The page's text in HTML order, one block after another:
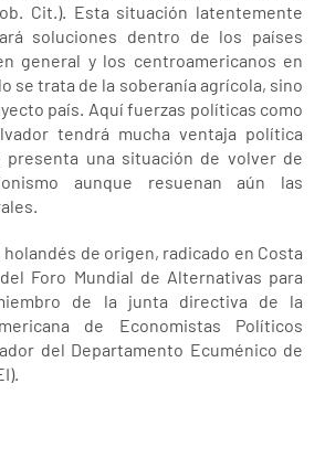
Cit.). Esta situación latentemente
soluciones dentro de los países
general y los centroamericanos en
se trata de la soberanía agrícola, sino
país. Aquí fuerzas políticas como
tendrá mucha ventaja política
presenta una situación de volver de
aunque resuenan aún las
de origen, radicado en Costa
Foro Mundial de Alternativas para
de la junta directiva de la
de Economistas Políticos
del Departamento Ecuménico de